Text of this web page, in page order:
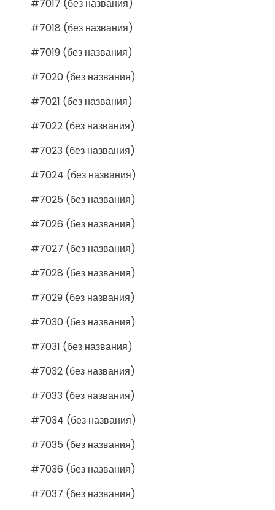
#7017 (без названия)
#7018 (без названия)
#7019 (без названия)
#7020 (без названия)
#7021 (без названия)
#7022 (без названия)
#7023 (без названия)
#7024 (без названия)
#7025 (без названия)
#7026 (без названия)
#7027 (без названия)
#7028 (без названия)
#7029 (без названия)
#7030 (без названия)
#7031 (без названия)
#7032 (без названия)
#7033 (без названия)
#7034 (без названия)
#7035 (без названия)
#7036 (без названия)
#7037 (без названия)